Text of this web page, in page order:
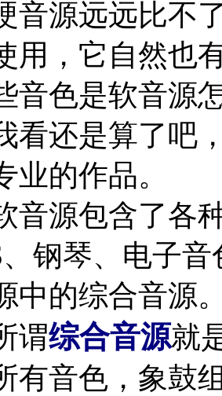
音源远远比不
用，它自然也
音色是软音源
看还是算了吧
业的作品。
源包含了各种
、钢琴、电子
中的综合音源
综合音源就
有音色，象鼓